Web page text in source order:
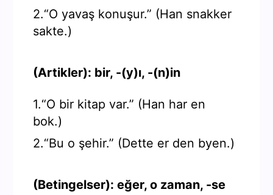
2.“O yavaş konuşur.” (Han snakker
sakte.)
(Artikler): bir, -(y)ı, -(n)in
1.“O bir kitap var.” (Han har en
bok.)
2.“Bu o şehir.” (Dette er den byen.)
(Betingelser): eğer, o zaman, -se